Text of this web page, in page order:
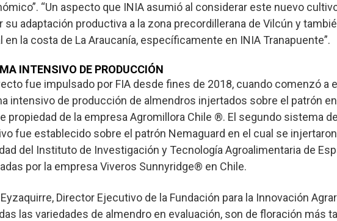
“Un aspecto que INIA asumió al considerar este nuevo
su adaptación productiva a la zona precordillerana de Vilcún y
en la costa de La Araucanía, específicamente en INIA Tranapuente”.
INTENSIVO DE PRODUCCIÓN
fue impulsado por FIA desde fines de 2018, cuando comenzó a
intensivo de producción de almendros injertados sobre el patrón
propiedad de la empresa Agromillora Chile ®. El segundo sistema
fue establecido sobre el patrón Nemaguard en el cual se
del Instituto de Investigación y Tecnología Agroalimentaria de
por la empresa Viveros Sunnyridge® en Chile.
Director Ejecutivo de la Fundación para la Innovación
las variedades de almendro en evaluación, son de floración más